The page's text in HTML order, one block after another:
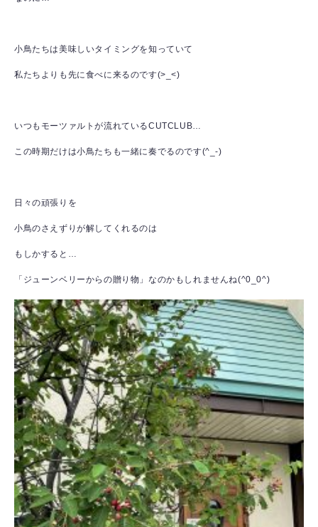
小鳥たちは美味しいタイミングを知っていて
私たちよりも先に食べに来るのです(>_<)
いつもモーツァルトが流れているCUTCLUB…
この時期だけは小鳥たちも一緒に奏でるのです(^_-)
日々の頑張りを
小鳥のさえずりが解してくれるのは
もしかすると…
「ジューンベリーからの贈り物」なのかもしれませんね(^0_0^)